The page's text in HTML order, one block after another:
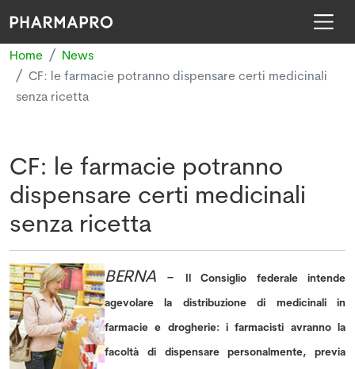
Home
News
CF: le farmacie potranno dispensare certi medicinali
senza ricetta
CF: le farmacie potranno
dispensare certi medicinali
senza ricetta
BERNA -
Il Consiglio federale intende
agevolare la distribuzione di medicinali in
farmacie e drogherie: i farmacisti avranno la
facoltà di dispensare personalmente, previa